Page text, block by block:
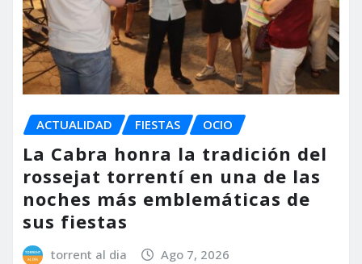
ACTUALIDAD FIESTAS OCIO
La Cabra honra la tradición del
rossejat torrentí en una de las
noches más emblemáticas de
sus fiestas
torrent al dia Ago 7, 2026